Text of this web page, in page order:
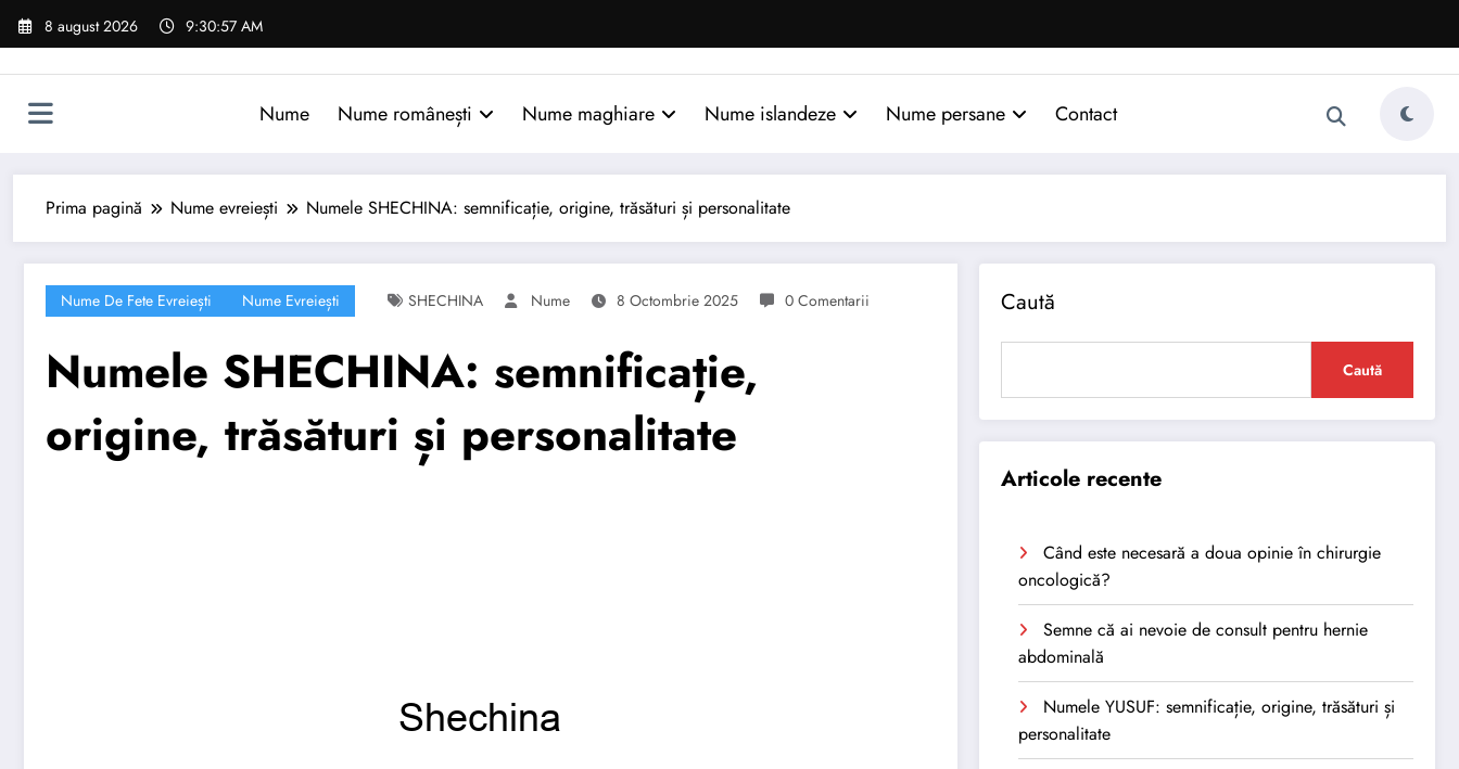
Sari
8 august 2026 9:30:58 AM
Nume Nume românești Nume maghiare Nume islandeze Nume persane Contact
Prima pagină Nume evreiești Numele SHECHINA: semnificație, origine, trăsături și personalitate
Nume De Fete Evreiești Nume Evreiești SHECHINA Nume 8 Octombrie 2025 0 Comentarii
Numele SHECHINA: semnificație,
origine, trăsături și personalitate
Caută
Caută
Articole recente
Când este necesară a doua opinie în chirurgie
oncologică?
Semne că ai nevoie de consult pentru hernie
abdominală
Numele YUSUF: semnificație, origine, trăsături și
personalitate